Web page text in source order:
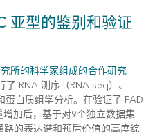
亚型的鉴别和验证
所的科学家组成的合作研究
RNA 测序（RNA-seq）、
蛋白质组学分析。在验证了 FAD
加后，基于对9个独立数据集
路的表达谱和预后价值的高度综